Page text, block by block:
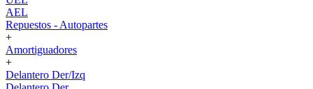
AEL
Repuestos - Autopartes
+
Amortiguadores
+
Delantero Der/Izq